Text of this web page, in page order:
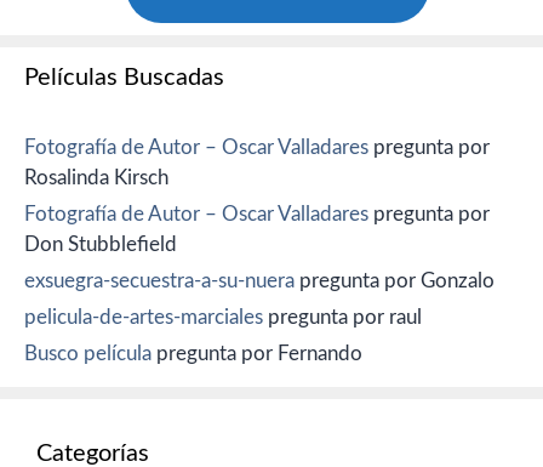
Películas Buscadas
Fotografía de Autor – Oscar Valladares pregunta por
Rosalinda Kirsch
Fotografía de Autor – Oscar Valladares pregunta por
Don Stubblefield
exsuegra-secuestra-a-su-nuera pregunta por Gonzalo
pelicula-de-artes-marciales pregunta por raul
Busco película pregunta por Fernando
Categorías